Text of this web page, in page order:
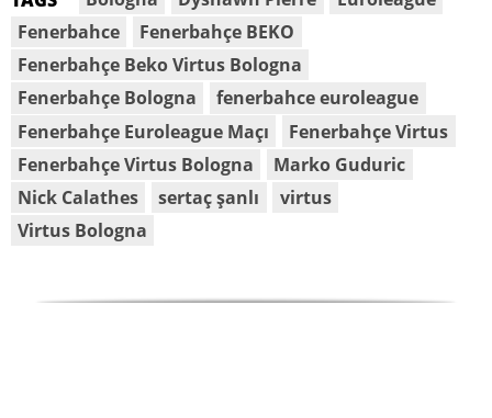
Fenerbahce
Fenerbahçe BEKO
Fenerbahçe Beko Virtus Bologna
Fenerbahçe Bologna
fenerbahce euroleague
Fenerbahçe Euroleague Maçı
Fenerbahçe Virtus
Fenerbahçe Virtus Bologna
Marko Guduric
Nick Calathes
sertaç şanlı
virtus
Virtus Bologna